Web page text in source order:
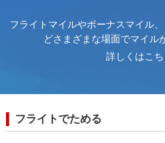
フライトマイルやボーナスマイル
どさまざまな場面でマイル
詳しくはこち
フライトでためる